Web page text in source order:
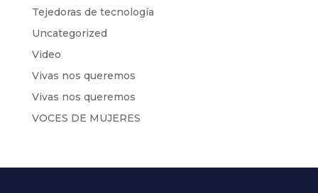
Tejedoras de tecnología
Uncategorized
Video
Vivas nos queremos
Vivas nos queremos
VOCES DE MUJERES